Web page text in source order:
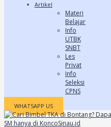
Artikel
Materi
Belajar
Info
UTBK
SNBT
Les
Privat
Info
Seleksi
CPNS
WHATSAPP US